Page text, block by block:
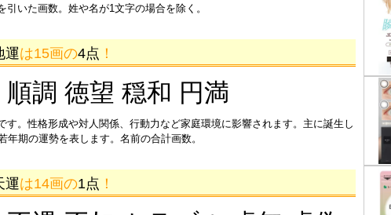
引いた画数。姓や名が1文字の場合を除く。
運は15画の4点 ！
順調 徳望 穏和 円満
す。性格形成や対人関係、行動力など家庭環境に影響されます。主に誕生し
年期の運勢を表します。名前の合計画数。
運は14画の1点 ！